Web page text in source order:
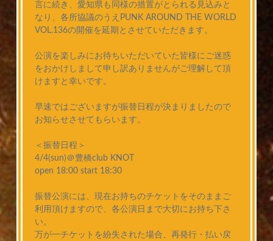
言に続き、愛知県も同様の措置がとられる見込みと
なり、各所協議のうえPUNK AROUND THE WORLD
VOL.136の開催を延期とさせていただきます。
公演を楽しみにお待ちいただいていた皆様にご迷惑
をおかけしまして申し訳ありませんがご理解して頂
けますと幸いです。
早速ではございますが振替日程が決まりましたので
お知らせさせてもらいます。
＜振替日程＞
4/4(sun)＠豊橋club KNOT
open 18:00 start 18:30
振替公演には、現在お持ちのチケットをそのままご
利用頂けますので、各公演日まで大切にお持ち下さ
い。
万が一チケットを紛失された場合、再発行・払い戻